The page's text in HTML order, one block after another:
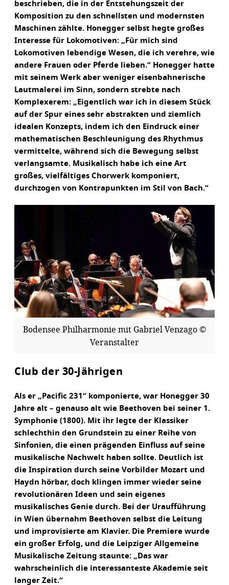
beschrieben, die in der Entstehungszeit der
Komposition zu den schnellsten und modernsten
Maschinen zählte. Honegger selbst hegte großes
Interesse für Lokomotiven: „Für mich sind
Lokomotiven lebendige Wesen, die ich verehre, wie
andere Frauen oder Pferde lieben.“ Honegger hatte
mit seinem Werk aber weniger eisenbahnerische
Lautmalerei im Sinn, sondern strebte nach
Komplexerem: „Eigentlich war ich in diesem Stück
auf der Spur eines sehr abstrakten und ziemlich
idealen Konzepts, indem ich den Eindruck einer
mathematischen Beschleunigung des Rhythmus
vermittelte, während sich die Bewegung selbst
verlangsamte. Musikalisch habe ich eine Art
großes, vielfältiges Chorwerk komponiert,
durchzogen von Kontrapunkten im Stil von Bach.“
Bodensee Philharmonie mit Gabriel Venzago ©
Veranstalter
Club der 30-Jährigen
Als er „Pacific 231“ komponierte, war Honegger 30
Jahre alt – genauso alt wie Beethoven bei seiner 1.
Symphonie (1800). Mit ihr legte der Klassiker
schlechthin den Grundstein zu einer Reihe von
Sinfonien, die einen prägenden Einfluss auf seine
musikalische Nachwelt haben sollte. Deutlich ist
die Inspiration durch seine Vorbilder Mozart und
Haydn hörbar, doch klingen immer wieder seine
revolutionären Ideen und sein eigenes
musikalisches Genie durch. Bei der Uraufführung
in Wien übernahm Beethoven selbst die Leitung
und improvisierte am Klavier. Die Premiere wurde
ein großer Erfolg, und die Leipziger Allgemeine
Musikalische Zeitung staunte: „Das war
wahrscheinlich die interessanteste Akademie seit
langer Zeit.“